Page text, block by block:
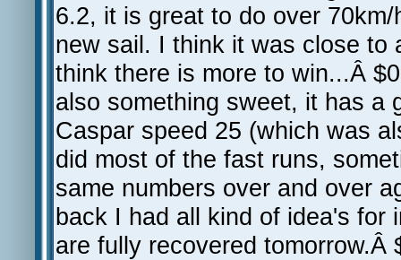
6.2, it is great to do over
new sail. I think it was close to
think there is more to win...Â
also something sweet, it has a
Caspar speed 25 (which was
did most of the fast runs,
same numbers over and over
back I had all kind of idea's for
are fully recovered tomorrow.Â